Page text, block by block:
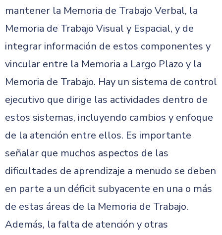
mantener la Memoria de Trabajo Verbal, la
Memoria de Trabajo Visual y Espacial, y de
integrar información de estos componentes y
vincular entre la Memoria a Largo Plazo y la
Memoria de Trabajo. Hay un sistema de control
ejecutivo que dirige las actividades dentro de
estos sistemas, incluyendo cambios y enfoque
de la atención entre ellos. Es importante
señalar que muchos aspectos de las
dificultades de aprendizaje a menudo se deben
en parte a un déficit subyacente en una o más
de estas áreas de la Memoria de Trabajo.
Además, la falta de atención y otras